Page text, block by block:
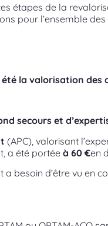
étapes de la
pour l’ensemble
la valorisation des
secours et
(APC), valorisant
a été portée à 60 €en
a besoin d’être vu